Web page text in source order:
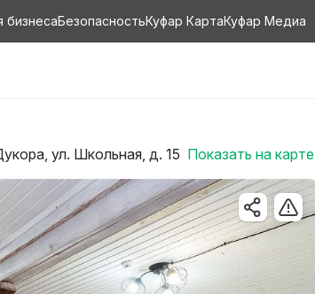
бизнесаБезопасностьКуфар КартаКуфар Медиа
ул. Школьная, д. 15 Показать на карте